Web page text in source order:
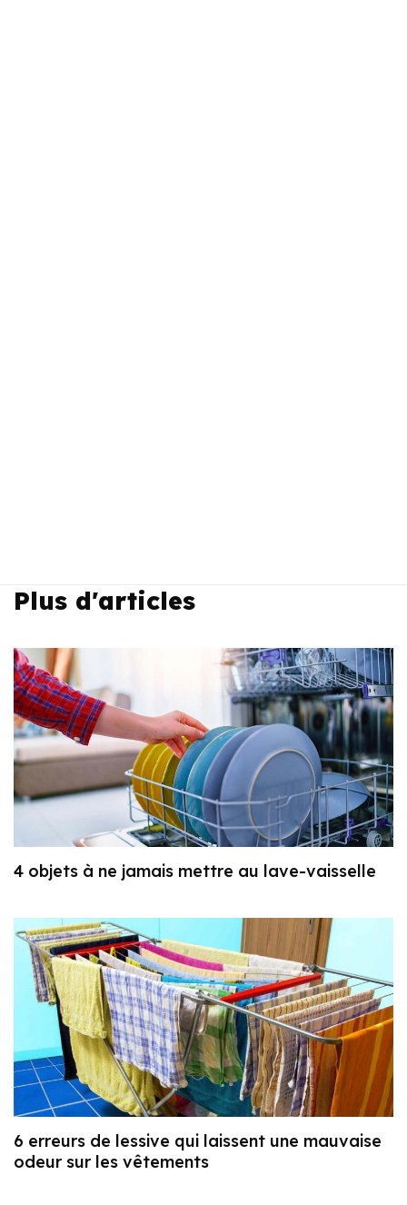
Plus d'articles
4 objets à ne jamais mettre au lave-vaisselle
6 erreurs de lessive qui laissent une mauvaise
odeur sur les vêtements